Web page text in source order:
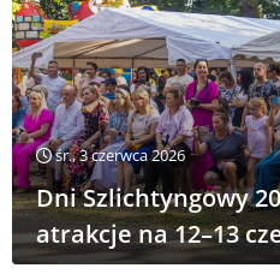
śr., 3 czerwca 2026
Dni Szlichtyngowy
atrakcje na 12–13